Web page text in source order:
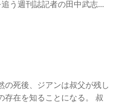
う週刊誌記者の田中武志...
の死後、ジアンは叔父が残し
存在を知ることになる。 叔